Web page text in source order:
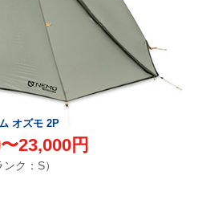
オズモ 2P
23,000円
ンク：S）